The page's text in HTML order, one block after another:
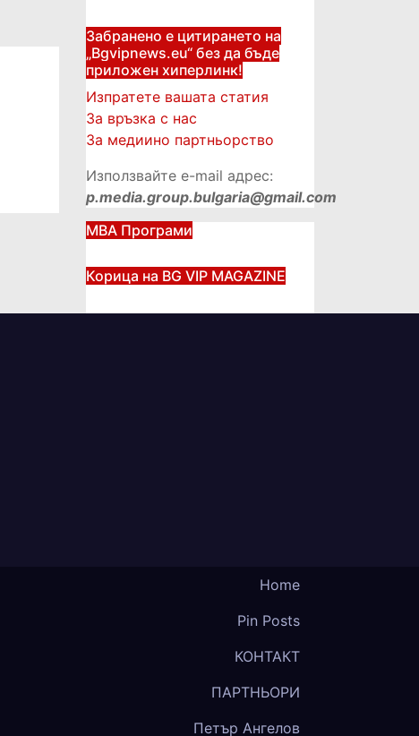
Забранено е цитирането на
„Bgvipnews.eu“ без да бъде
приложен хиперлинк!
Изпратете вашата статия
За връзка с нас
За медиино партньорство
Използвайте e-mail адрес:
p.media.group.bulgaria@gmail.com
МВА Програми
Корица на BG VIP MAGAZINE
Home
Pin Posts
КОНТАКТ
ПАРТНЬОРИ
Петър Ангелов